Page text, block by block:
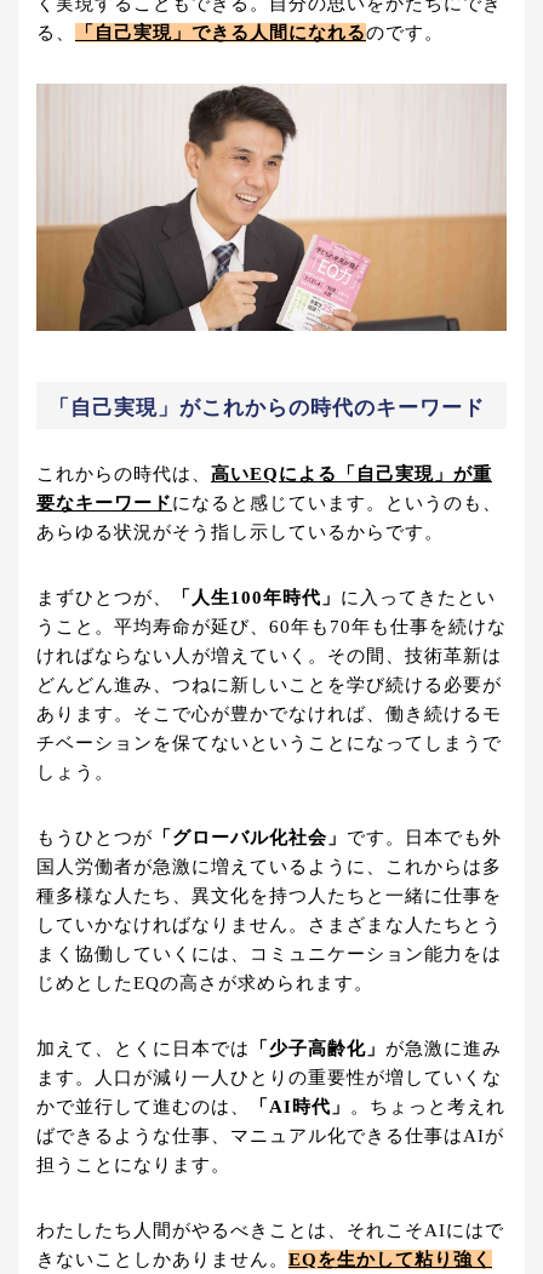
る、
「自己実現」できる人間になれるのです。
「自己実現」がこれからの時代のキーワード
これからの時代は、 高いEQによる「自己実現」が重
要なキーワードになると感じています。というのも、
あらゆる状況がそう指し示しているからです。
まずひとつが、 「人生100年時代」 に入ってきたとい
うこと。平均寿命が延び、60年も70年も仕事を続けな
ければならない人が増えていく。その間、技術革新は
どんどん進み、つねに新しいことを学び続ける必要が
あります。そこで心が豊かでなければ、働き続けるモ
チベーションを保てないということになってしまうで
しょう。
もうひとつが 「グローバル化社会」 です。日本でも外
国人労働者が急激に増えているように、これからは多
種多様な人たち、異文化を持つ人たちと一緒に仕事を
していかなければなりません。さまざまな人たちとう
まく協働していくには、コミュニケーション能力をは
じめとしたEQの高さが求められます。
加えて、とくに日本では 「少子高齢化」 が急激に進み
ます。人口が減り一人ひとりの重要性が増していくな
かで並行して進むのは、
「AI時代」
。ちょっと考えれ
ばできるような仕事、マニュアル化できる仕事はAIが
担うことになります。
わたしたち人間がやるべきことは、それこそAIにはで
きないことしかありません。 EQを生かして粘り強く